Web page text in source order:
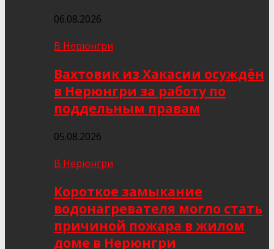
06.08.2026
В Нерюнгри
Вахтовик из Хакасии осуждён
в Нерюнгри за работу по
поддельным правам
05.08.2026
В Нерюнгри
Короткое замыкание
водонагревателя могло стать
причиной пожара в жилом
доме в Нерюнгри